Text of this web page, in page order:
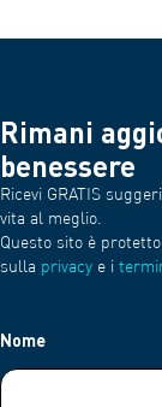
Rimani
benessere
Ricevi GRATIS
vita al meglio.
Questo sito è
sulla privacy e i
Nome